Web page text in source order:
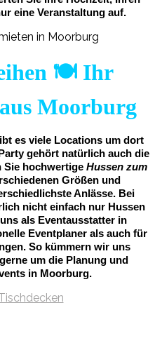
eine Veranstaltung auf.
🍽️ Ihr
Moorburg
es viele Locations um dort
gehört natürlich auch die
Sie hochwertige Hussen zum
Größen und
Anlässe. Bei
nicht einfach nur Hussen
als Eventausstatter in
Eventplaner als auch für
So kümmern wir uns
um die Planung und
in Moorburg.